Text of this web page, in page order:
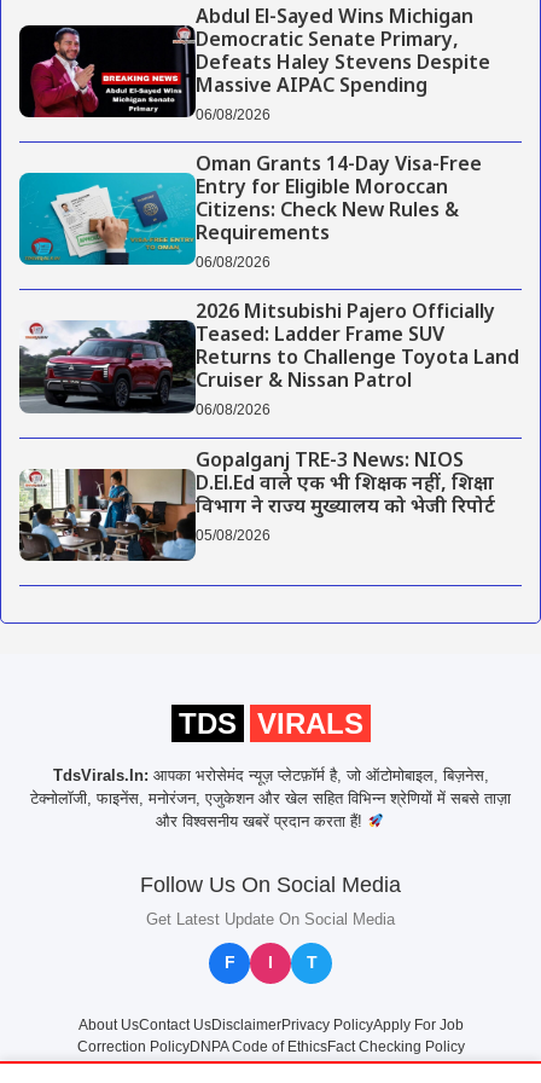
Abdul El-Sayed Wins Michigan
Democratic Senate Primary,
Defeats Haley Stevens Despite
Massive AIPAC Spending
06/08/2026
Oman Grants 14-Day Visa-Free
Entry for Eligible Moroccan
Citizens: Check New Rules &
Requirements
06/08/2026
2026 Mitsubishi Pajero Officially
Teased: Ladder Frame SUV
Returns to Challenge Toyota Land
Cruiser & Nissan Patrol
06/08/2026
Gopalganj TRE-3 News: NIOS
D.El.Ed वाले एक भी शिक्षक नहीं, शिक्षा
विभाग ने राज्य मुख्यालय को भेजी रिपोर्ट
05/08/2026
TDS VIRALS
TdsVirals.In: आपका भरोसेमंद न्यूज़ प्लेटफ़ॉर्म है, जो ऑटोमोबाइल, बिज़नेस,
टेक्नोलॉजी, फाइनेंस, मनोरंजन, एजुकेशन और खेल सहित विभिन्न श्रेणियों में सबसे ताज़ा
और विश्वसनीय खबरें प्रदान करता हैं!
Follow Us On Social Media
Get Latest Update On Social Media
F I T
About UsContact UsDisclaimerPrivacy PolicyApply For Job
Correction PolicyDNPA Code of EthicsFact Checking Policy